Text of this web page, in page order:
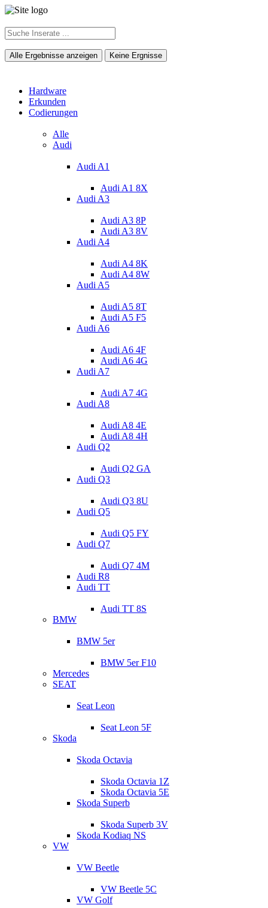
Alle Ergebnisse anzeigen Keine Ergnisse
Hardware
Erkunden
Codierungen
Alle
Audi
Audi A1
Audi A1 8X
Audi A3
Audi A3 8P
Audi A3 8V
Audi A4
Audi A4 8K
Audi A4 8W
Audi A5
Audi A5 8T
Audi A5 F5
Audi A6
Audi A6 4F
Audi A6 4G
Audi A7
Audi A7 4G
Audi A8
Audi A8 4E
Audi A8 4H
Audi Q2
Audi Q2 GA
Audi Q3
Audi Q3 8U
Audi Q5
Audi Q5 FY
Audi Q7
Audi Q7 4M
Audi R8
Audi TT
Audi TT 8S
BMW
BMW 5er
BMW 5er F10
Mercedes
SEAT
Seat Leon
Seat Leon 5F
Skoda
Skoda Octavia
Skoda Octavia 1Z
Skoda Octavia 5E
Skoda Superb
Skoda Superb 3V
Skoda Kodiaq NS
VW
VW Beetle
VW Beetle 5C
VW Golf